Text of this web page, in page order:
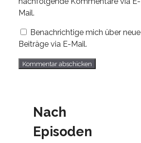
Mail.
Benachrichtige mich über neue
Beiträge via E-Mail.
Nach
Episoden